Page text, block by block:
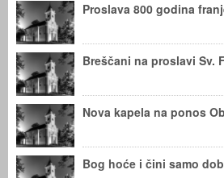
Proslava 800 godina
Breščani na proslavi Sv.
Nova kapela na ponos
Bog hoće i čini samo